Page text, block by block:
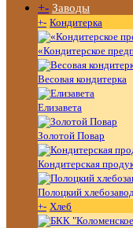
+- Заводы
+- Кондитерка
«Кондитерское
Весовая кондитерка
Елизавета
Золотой Повар
Кондитерская
Полоцкий
+- Хлеб